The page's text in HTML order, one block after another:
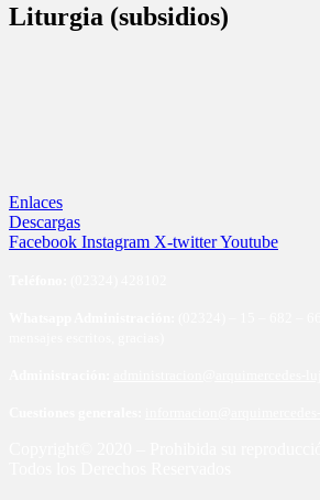
Liturgia (subsidios)
Enlaces
Descargas
Facebook Instagram X-twitterYoutube